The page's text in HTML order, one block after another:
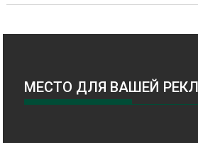
МЕСТО ДЛЯ ВАШЕЙ